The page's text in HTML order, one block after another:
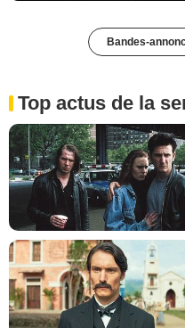
Bandes-
Top actus de la